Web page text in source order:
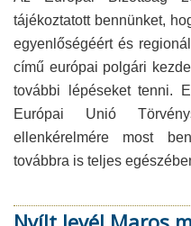
tájékoztatott bennünket,
egyenlőségéért és
című európai polgári
további lépéseket tenni.
Európai Unió
ellenkérelmére most
továbbra is teljes